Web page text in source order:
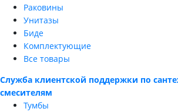
Раковины
Унитазы
Биде
Комплектующие
Все товары
Служба клиентской поддержки по
смесителям
Тумбы